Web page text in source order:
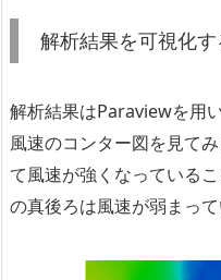
解析結果を可視化す
解析結果はParaviewを用
風速のコンター図を見て
て風速が強くなっている
の真後ろは風速が弱まっ